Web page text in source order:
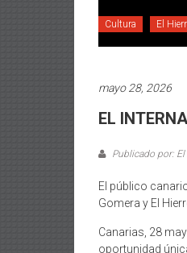
Cultura El
mayo 28, 2026
EL
Publicado por:
El público
Gomera y El
Canarias, 28
oportunidad